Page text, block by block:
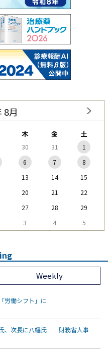
8月
木 金 土
30 31
1
6 7
8
13 14
15
20 21
22
27 28
29
3 4 5
Weekly
労働シフト」に
、次長に八幡氏 財務省人事